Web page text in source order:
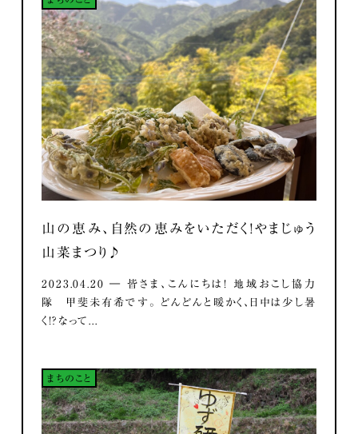
山の恵み、自然の恵みをいただく！やまじゅう
山菜まつり♪
2023.04.20 ― 皆さま、こんにちは！ 地域おこし協力
隊 甲斐未有希です。 どんどんと暖かく、日中は少し暑
く！？なって...
まちのこと